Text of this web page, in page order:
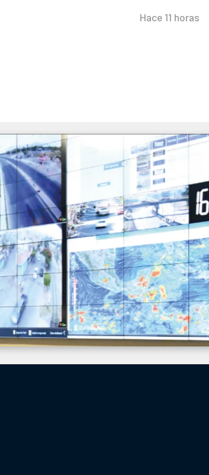
Hace 11 horas